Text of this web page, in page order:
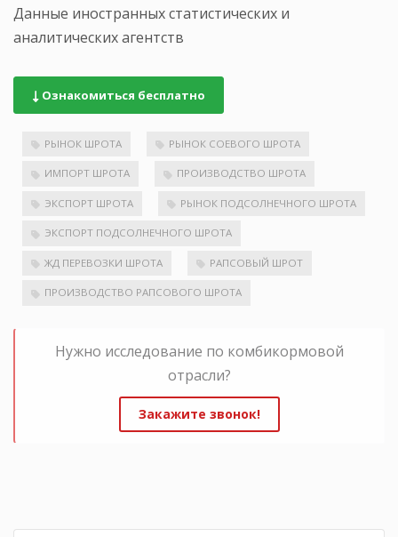
Данные иностранных статистических и
аналитических агентств
Ознакомиться бесплатно
РЫНОК ШРОТА РЫНОК СОЕВОГО ШРОТА
ИМПОРТ ШРОТА ПРОИЗВОДСТВО ШРОТА
ЭКСПОРТ ШРОТА РЫНОК ПОДСОЛНЕЧНОГО ШРОТА
ЭКСПОРТ ПОДСОЛНЕЧНОГО ШРОТА
ЖД ПЕРЕВОЗКИ ШРОТА РАПСОВЫЙ ШРОТ
ПРОИЗВОДСТВО РАПСОВОГО ШРОТА
Нужно исследование по комбикормовой
отрасли?
Закажите звонок!